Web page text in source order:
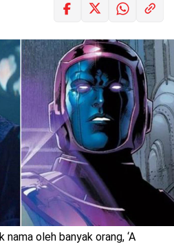
LOGIN
nama oleh banyak orang, ‘A